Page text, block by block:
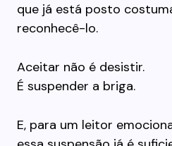
que já está posto
reconhecê-lo.
Aceitar não é desistir.
É suspender a briga.
E, para um leitor